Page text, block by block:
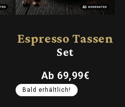
Espresso Tassen
Set
Normaler
Preis
Ab 69,99€
Bald erhältlich!